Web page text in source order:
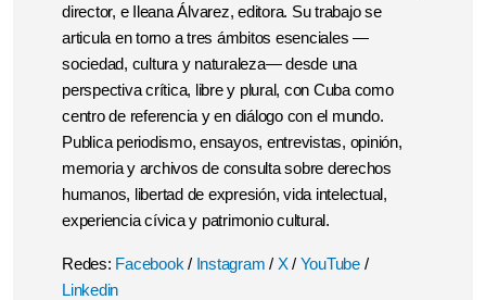
director, e Ileana Álvarez, editora. Su trabajo se
articula en torno a tres ámbitos esenciales —
sociedad, cultura y naturaleza— desde una
perspectiva crítica, libre y plural, con Cuba como
centro de referencia y en diálogo con el mundo.
Publica periodismo, ensayos, entrevistas, opinión,
memoria y archivos de consulta sobre derechos
humanos, libertad de expresión, vida intelectual,
experiencia cívica y patrimonio cultural.
Redes: Facebook / Instagram / X/ YouTube /
Linkedin